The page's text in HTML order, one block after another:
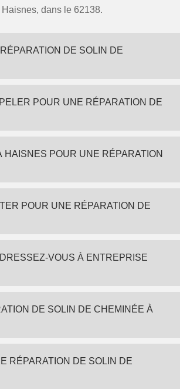
dans le 62138.
DE SOLIN DE
POUR UNE RÉPARATION DE
POUR UNE RÉPARATION
POUR UNE RÉPARATION DE
VOUS À ENTREPRISE
DE SOLIN DE CHEMINÉE À
RÉPARATION DE SOLIN DE